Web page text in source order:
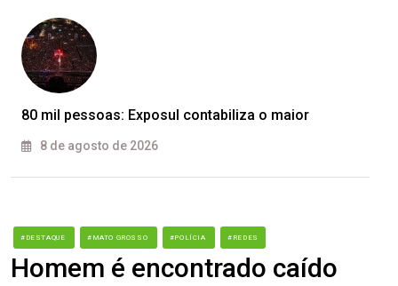
80 mil pessoas: Exposul contabiliza o maior
8 de agosto de 2026
#DESTAQUE #MATO GROSSO #POLÍCIA #REDES
Homem é encontrado caído